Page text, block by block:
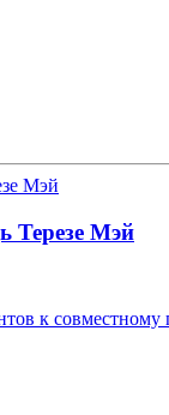
Терезе Мэй
к